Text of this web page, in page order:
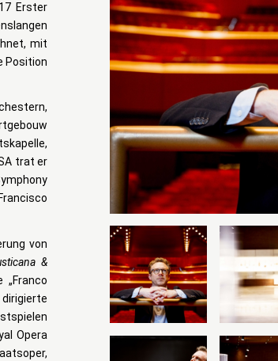
Erster
mit
Position
trat er
von
&
Opera